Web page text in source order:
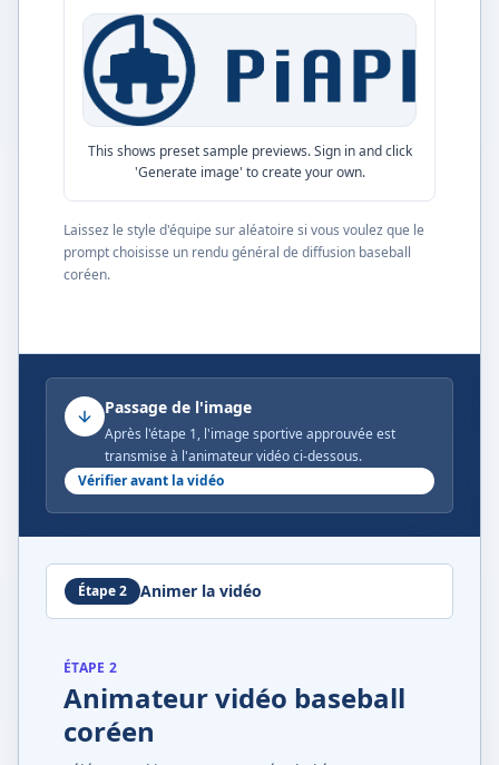
This shows preset sample previews. Sign in and click
'Generate image' to create your own.
Laissez le style d'équipe sur aléatoire si vous voulez que le
prompt choisisse un rendu général de diffusion baseball
coréen.
Passage de l'image
Après l'étape 1, l'image sportive approuvée est
transmise à l'animateur vidéo ci-dessous.
Vérifier avant la vidéo
Étape 2 Animer la vidéo
ÉTAPE 2
Animateur vidéo baseball
coréen